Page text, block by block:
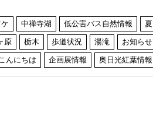
中禅寺湖 低公害バス自然情報 夏
原 栃木 歩道状況 湯滝 お知らせ
んにちは 企画展情報 奥日光紅葉情報